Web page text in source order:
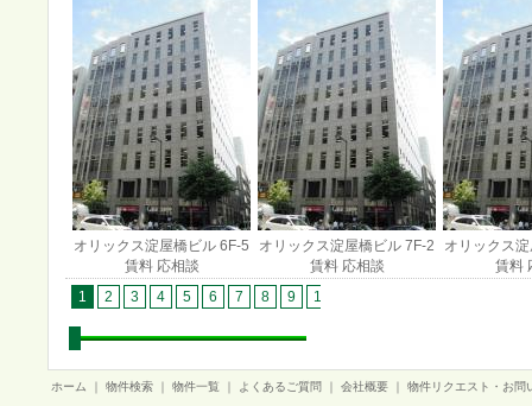
オリックス淀屋橋ビル 6F-5
賃料 応相談
オリックス淀屋橋ビル 7F-2
賃料 応相談
オリックス
賃料
1
2 3 4 5 6 7 8 9 10
ホーム 物件検索 物件一覧 よくあるご質問 会社概要 物件リクエスト・お問